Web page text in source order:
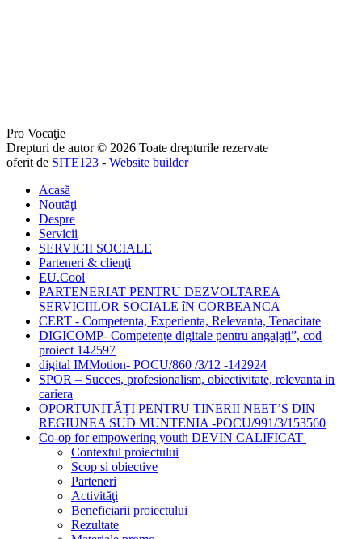
Pro Vocaţie
Drepturi de autor © 2026 Toate drepturile rezervate
oferit de SITE123 - Website builder
Acasă
Noutăţi
Despre
Servicii
SERVICII SOCIALE
Parteneri & clienţi
EU.Cool
PARTENERIAT PENTRU DEZVOLTAREA
SERVICIILOR SOCIALE îN CORBEANCA
CERT - Competenta, Experienta, Relevanta, Tenacitate
DIGICOMP- Competențe digitale pentru angajați”, cod
proiect 142597
digital IMMotion- POCU/860 /3/12 -142924
SPOR – Succes, profesionalism, obiectivitate, relevanta in
cariera
OPORTUNITĂȚI PENTRU TINERII NEET’S DIN
REGIUNEA SUD MUNTENIA -POCU/991/3/153560
Co-op for empowering youth DEVIN CALIFICAT
Contextul proiectului
Scop si obiective
Parteneri
Activităţi
Beneficiarii proiectului
Rezultate